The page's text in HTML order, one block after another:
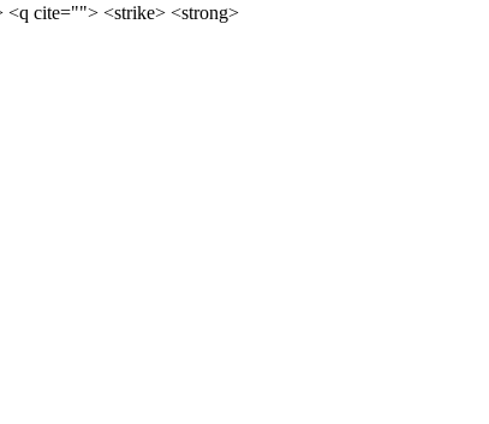
cite=""> <strike> <strong>